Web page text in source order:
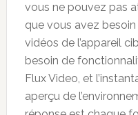
vous ne pouvez pas
que vous avez
vidéos de l’appareil
besoin de
Flux Video, et
aperçu de